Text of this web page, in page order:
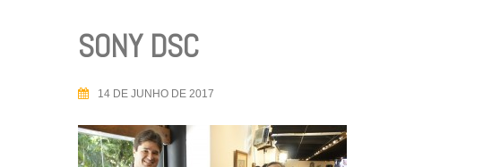
SONY DSC
14 DE JUNHO DE 2017